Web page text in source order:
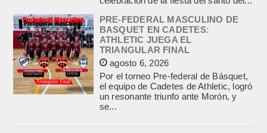
PRE-FEDERAL MASCULINO DE
BASQUET EN CADETES:
ATHLETIC JUEGA EL
TRIANGULAR FINAL
agosto 6, 2026
Por el torneo Pre-federal de Básquet,
el equipo de Cadetes de Athletic, logró
un resonante triunfo ante Morón, y
se...